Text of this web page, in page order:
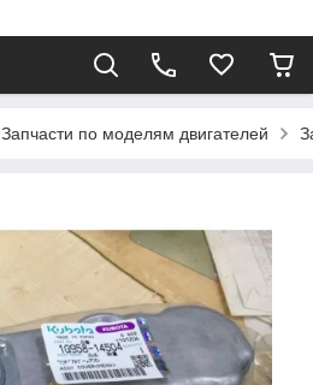
Запчасти по моделям двигателей